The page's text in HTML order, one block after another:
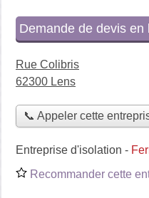
Demande de devis en
Rue Colibris
62300 Lens
📞 Appeler cette
Entreprise d'isolation -
Recommander cette